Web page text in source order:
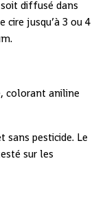
diffusé dans
jusqu’à 3 ou 4
colorant aniline
sans pesticide. Le
sur les